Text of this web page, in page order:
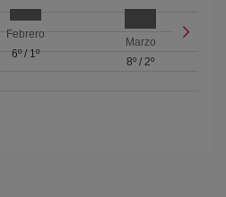
Febrero
6º/ 1º
Marzo
8º /2º